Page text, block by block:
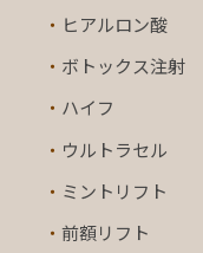
・ ヒアルロン酸
・ ボトックス注射
・ ハイフ
・ ウルトラセル
・ ミントリフト
・ 前額リフト